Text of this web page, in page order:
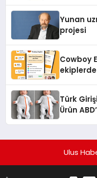
Yunan
projesi
Cowboy
Türk
Ürün
Ulus